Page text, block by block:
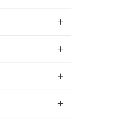
を知る7ワード